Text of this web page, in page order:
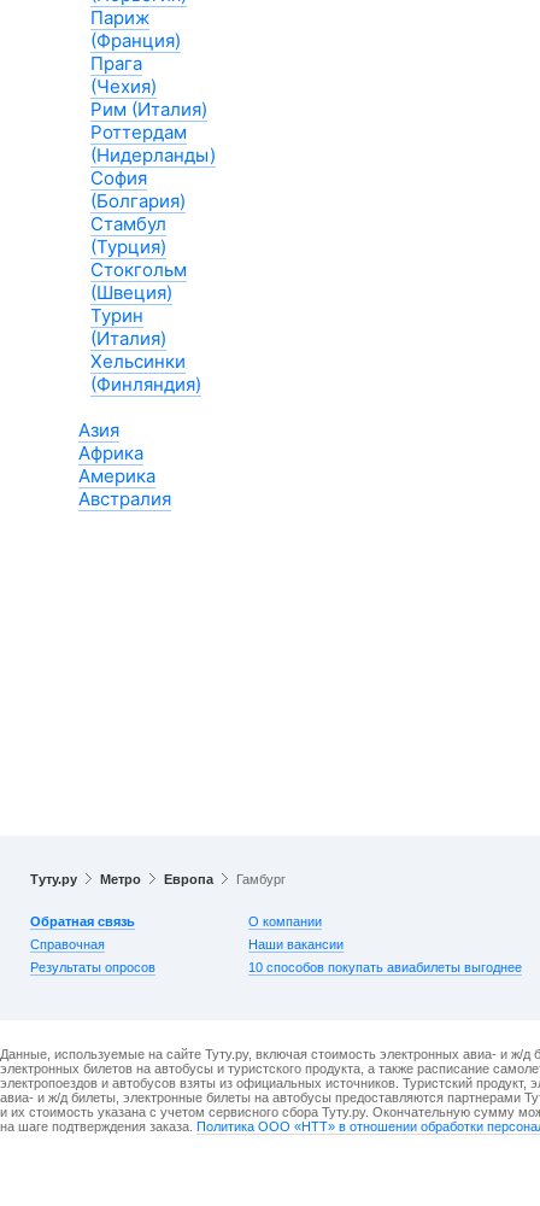
Париж
(Франция)
Прага
(Чехия)
Рим (Италия)
Роттердам
(Нидерланды)
София
(Болгария)
Стамбул
(Турция)
Стокгольм
(Швеция)
Турин
(Италия)
Хельсинки
(Финляндия)
Азия
Африка
Америка
Австралия
Туту.ру Метро Европа Гамбург
Обратная связь
Справочная
Результаты опросов
О компании
Наши вакансии
10 способов покупать авиабилеты выгоднее
Данные, используемые на сайте Туту.ру, включая стоимость электронных авиа- и ж/д
электронных билетов на автобусы и туристского продукта, а также расписание
электропоездов и автобусов взяты из официальных источников. Туристский продукт,
авиа- и ж/д билеты, электронные билеты на автобусы предоставляются партнерами
и их стоимость указана с учетом сервисного сбора Туту.ру. Окончательную сумму
на шаге подтверждения заказа. Политика ООО «НТТ» в отношении обработки